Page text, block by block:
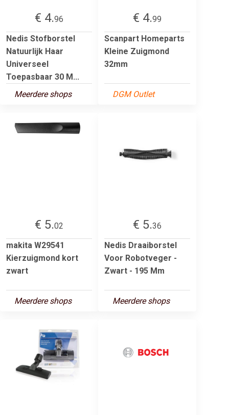
€ 4.96
Nedis Stofborstel
Natuurlijk Haar
Universeel
Toepasbaar 30 M...
Meerdere shops
€ 4.99
Scanpart Homeparts
Kleine Zuigmond
32mm
DGM Outlet
€ 5.02
makita W29541
Kierzuigmond kort
zwart
Meerdere shops
€ 5.36
Nedis Draaiborstel
Voor Robotveger -
Zwart - 195 Mm
Meerdere shops